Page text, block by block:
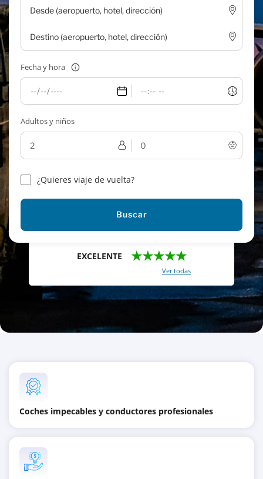
Fecha y hora
Adultos y niños
¿Quieres viaje de vuelta?
Buscar
EXCELENTE ★★★★★
Ver todas
Coches impecables y conductores profesionales